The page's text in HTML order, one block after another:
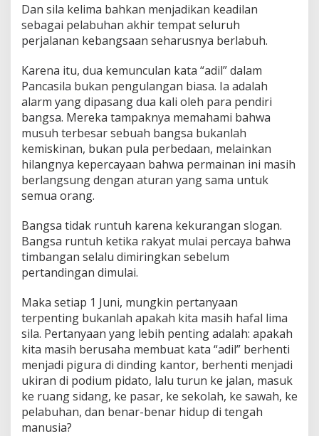
Dan sila kelima bahkan menjadikan keadilan
sebagai pelabuhan akhir tempat seluruh
perjalanan kebangsaan seharusnya berlabuh.
Karena itu, dua kemunculan kata “adil” dalam
Pancasila bukan pengulangan biasa. Ia adalah
alarm yang dipasang dua kali oleh para pendiri
bangsa. Mereka tampaknya memahami bahwa
musuh terbesar sebuah bangsa bukanlah
kemiskinan, bukan pula perbedaan, melainkan
hilangnya kepercayaan bahwa permainan ini masih
berlangsung dengan aturan yang sama untuk
semua orang.
Bangsa tidak runtuh karena kekurangan slogan.
Bangsa runtuh ketika rakyat mulai percaya bahwa
timbangan selalu dimiringkan sebelum
pertandingan dimulai.
Maka setiap 1 Juni, mungkin pertanyaan
terpenting bukanlah apakah kita masih hafal lima
sila. Pertanyaan yang lebih penting adalah: apakah
kita masih berusaha membuat kata “adil” berhenti
menjadi pigura di dinding kantor, berhenti menjadi
ukiran di podium pidato, lalu turun ke jalan, masuk
ke ruang sidang, ke pasar, ke sekolah, ke sawah, ke
pelabuhan, dan benar-benar hidup di tengah
manusia?